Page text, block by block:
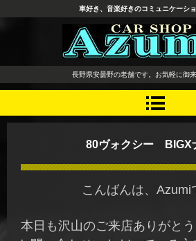
長野県 安曇野市
イール デッドニン
ーディオ レカロシ
車好き、音楽好きのコミュニケーシ
長野県安曇野の老舗です。お気軽に御
80ヴォクシー BIGX
こんばんは、
本日も沢山のご来店ありがと